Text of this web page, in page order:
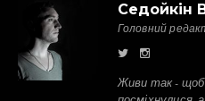
Седойкін
Головний
Живи так - щоб